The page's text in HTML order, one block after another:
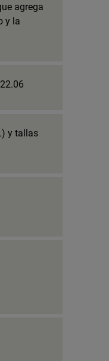
agrega
y la
y tallas